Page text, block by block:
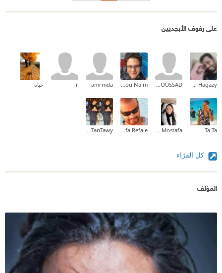
على رفوف الأبجديين
Bahaa Hagazy
Akli AIT BOUSSAD
Carina Samir Abou Naim
amrmda
r حياة
Ta Ta
Lamis Mostafa
Mostafa Refaie
Alsayed TanTawy
كل القرّاء
المؤلف